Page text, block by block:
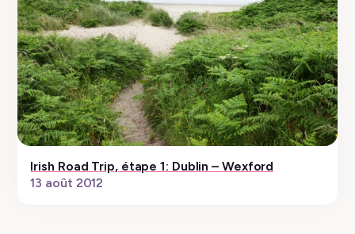
Irish Road Trip, étape 1: Dublin – Wexford
13 août 2012